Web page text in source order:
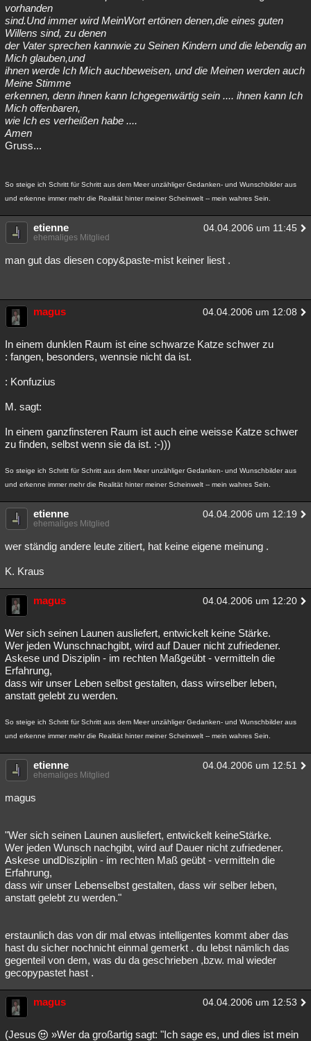
vorhanden
sind.Und immer wird MeinWort ertönen denen,die eines guten
Willens sind, zu denen
der Vater sprechen kannwie zu Seinen Kindern und die lebendig an
Mich glauben,und
ihnen werde Ich Mich auchbeweisen, und die Meinen werden auch
Meine Stimme
erkennen, denn ihnen kann Ichgegenwärtig sein .... ihnen kann Ich
Mich offenbaren,
wie Ich es verheißen habe ....
Amen
Gruss...
So steige ich Schritt für Schritt aus dem Meer unzähliger Gedanken- und Wunschbilder aus
und erkenne immer mehr die Realität hinter meiner Scheinwelt -- mein wahres Sein.
etienne 04.04.2006 um 11:45
ehemaliges Mitglied
man gut das diesen copy&paste-mist keiner liest .
magus 04.04.2006 um 12:08
In einem dunklen Raum ist eine schwarze Katze schwer zu
: fangen, besonders, wennsie nicht da ist.
: Konfuzius
M. sagt:
In einem ganzfinsteren Raum ist auch eine weisse Katze schwer
zu finden, selbst wenn sie da ist. :-)))
So steige ich Schritt für Schritt aus dem Meer unzähliger Gedanken- und Wunschbilder aus
und erkenne immer mehr die Realität hinter meiner Scheinwelt -- mein wahres Sein.
etienne 04.04.2006 um 12:19
ehemaliges Mitglied
wer ständig andere leute zitiert, hat keine eigene meinung .
K. Kraus
magus 04.04.2006 um 12:20
Wer sich seinen Launen ausliefert, entwickelt keine Stärke.
Wer jeden Wunschnachgibt, wird auf Dauer nicht zufriedener.
Askese und Disziplin - im rechten Maßgeübt - vermitteln die
Erfahrung,
dass wir unser Leben selbst gestalten, dass wirselber leben,
anstatt gelebt zu werden.
So steige ich Schritt für Schritt aus dem Meer unzähliger Gedanken- und Wunschbilder aus
und erkenne immer mehr die Realität hinter meiner Scheinwelt -- mein wahres Sein.
etienne 04.04.2006 um 12:51
ehemaliges Mitglied
magus
"Wer sich seinen Launen ausliefert, entwickelt keineStärke.
Wer jeden Wunsch nachgibt, wird auf Dauer nicht zufriedener.
Askese undDisziplin - im rechten Maß geübt - vermitteln die
Erfahrung,
dass wir unser Lebenselbst gestalten, dass wir selber leben,
anstatt gelebt zu werden."
erstaunlich das von dir mal etwas intelligentes kommt aber das
hast du sicher nochnicht einmal gemerkt . du lebst nämlich das
gegenteil von dem, was du da geschrieben ,bzw. mal wieder
gecopypastet hast .
magus 04.04.2006 um 12:53
(Jesus
»Wer da großartig sagt: "Ich sage es, und dies ist mein